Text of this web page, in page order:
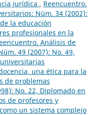
jurídica , Reencuentro.
Núm. 34 (2002):
la educación
profesionales en la
Análisis de
49 (2007): No. 49,
una ética para la
de problemas
No. 22, Diplomado en
de profesores y
un sistema complejo